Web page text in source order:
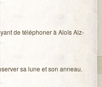
de télé­pho­ner à Aloïs Alz­
sa lune et son anneau.